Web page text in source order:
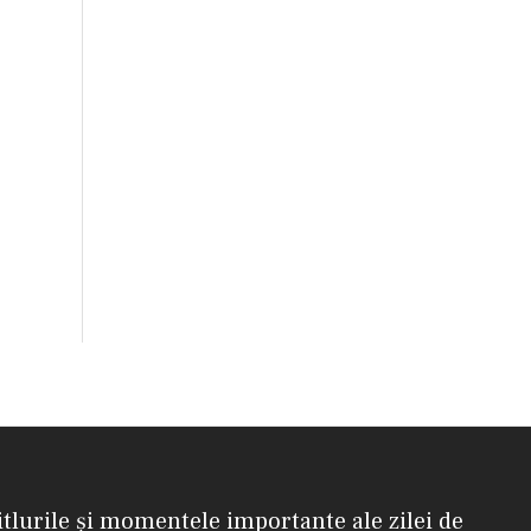
și momentele importante ale zilei de